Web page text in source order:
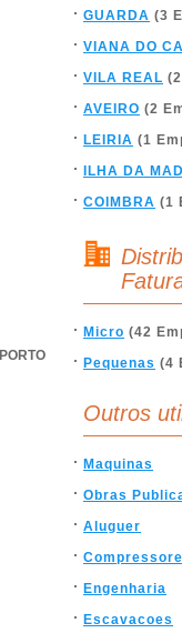
PORTO
GUARDA (3
VIANA DO
VILA REAL
AVEIRO (2
LEIRIA (1
ILHA DA
COIMBRA (1
Micro (42
Pequenas (4
Outros
Maquinas
Obras
Aluguer
Engenharia
Escavacoes